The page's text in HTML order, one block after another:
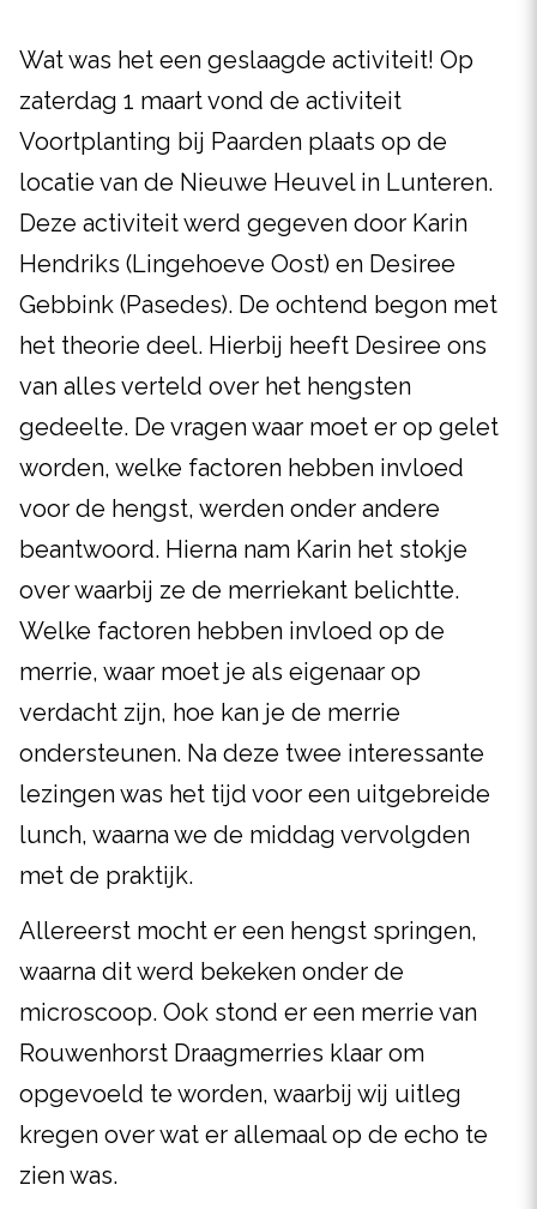
Wat was het een geslaagde activiteit! Op
zaterdag 1 maart vond de activiteit
Voortplanting bij Paarden plaats op de
locatie van de Nieuwe Heuvel in Lunteren.
Deze activiteit werd gegeven door Karin
Hendriks (Lingehoeve Oost) en Desiree
Gebbink (Pasedes). De ochtend begon met
het theorie deel. Hierbij heeft Desiree ons
van alles verteld over het hengsten
gedeelte. De vragen waar moet er op gelet
worden, welke factoren hebben invloed
voor de hengst, werden onder andere
beantwoord. Hierna nam Karin het stokje
over waarbij ze de merriekant belichtte.
Welke factoren hebben invloed op de
merrie, waar moet je als eigenaar op
verdacht zijn, hoe kan je de merrie
ondersteunen. Na deze twee interessante
lezingen was het tijd voor een uitgebreide
lunch, waarna we de middag vervolgden
met de praktijk.
Allereerst mocht er een hengst springen,
waarna dit werd bekeken onder de
microscoop. Ook stond er een merrie van
Rouwenhorst Draagmerries klaar om
opgevoeld te worden, waarbij wij uitleg
kregen over wat er allemaal op de echo te
zien was.